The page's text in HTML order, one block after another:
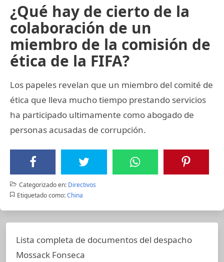
¿Qué hay de cierto de la
colaboración de un
miembro de la comisión de
ética de la FIFA?
Los papeles revelan que un miembro del comité de
ética que lleva mucho tiempo prestando servicios
ha participado ultimamente como abogado de
personas acusadas de corrupción.
Categorizado en: Directivos
Etiquetado como: China
Lista completa de documentos del despacho
Mossack Fonseca